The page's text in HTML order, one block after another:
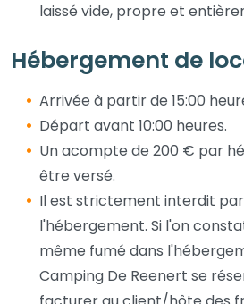
laissé vide, propre et
Hébergement de
Arrivée à partir de 15:00
Départ avant 10:00 heures.
Un acompte de 200 € par
être versé.
Il est strictement interdit
l'hébergement. Si l'on
même fumé dans
Camping De Reenert se